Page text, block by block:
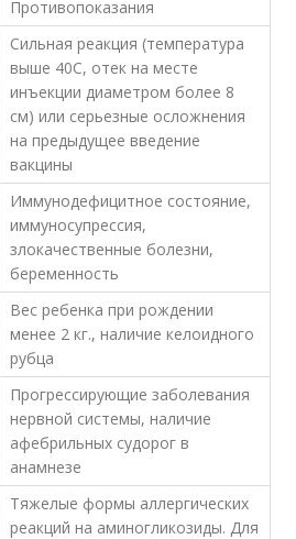
Противопоказания
Сильная реакция (температура
выше 40С, отек на месте
инъекции диаметром более 8
см) или серьезные осложнения
на предыдущее введение
вакцины
Иммунодефицитное состояние,
иммуносупрессия,
злокачественные болезни,
беременность
Вес ребенка при рождении
менее 2 кг., наличие келоидного
рубца
Прогрессирующие заболевания
нервной системы, наличие
афебрильных судорог в
анамнезе
Тяжелые формы аллергических
реакций на аминогликозиды. Для